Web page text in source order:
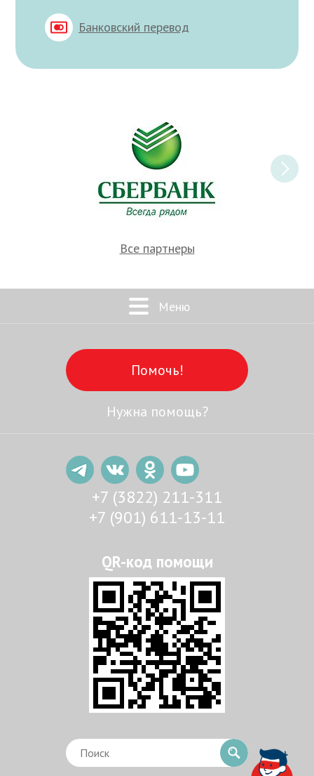
Банковский перевод
Все партнеры
Меню
Помочь!
Нужна помощь?
+7 (3822) 211-311
+7 (901) 611-13-11